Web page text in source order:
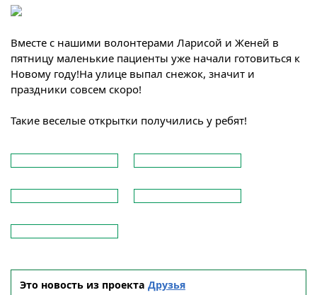
Вместе с нашими волонтерами Ларисой и Женей в
пятницу маленькие пациенты уже начали готовиться к
Новому году!На улице выпал снежок, значит и
праздники совсем скоро!
Такие веселые открытки получились у ребят!
Это новость из проекта Друзья